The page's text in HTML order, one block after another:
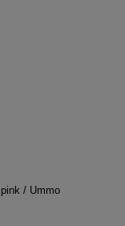
/ Ummo